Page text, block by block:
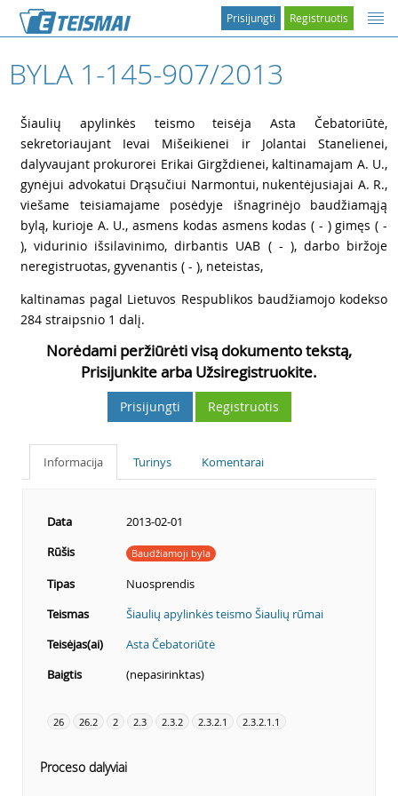
Registruotis
Prisijungti
BYLA 1-145-907/2013
Šiaulių apylinkės teismo teisėja Asta Čebatoriūtė,
sekretoriaujant Ievai Mišeikienei ir Jolantai Stanelienei,
dalyvaujant prokurorei Erikai Girgždienei, kaltinamajam A. U.,
gynėjui advokatui Drąsučiui Narmontui, nukentėjusiajai A. R.,
viešame teisiamajame posėdyje išnagrinėjo baudžiamąją
bylą, kurioje A. U., asmens kodas asmens kodas ( - ) gimęs ( -
), vidurinio išsilavinimo, dirbantis UAB ( - ), darbo biržoje
neregistruotas, gyvenantis ( - ), neteistas,
kaltinamas pagal Lietuvos Respublikos baudžiamojo kodekso
284 straipsnio 1 dalį.
Norėdami peržiūrėti visą dokumento tekstą,
Prisijunkite arba Užsiregistruokite.
Prisijungti Registruotis
Informacija Turinys Komentarai
Data
2013-02-01
Rūšis
Baudžiamoji byla
Tipas
Nuosprendis
Teismas
Šiaulių apylinkės teismo Šiaulių rūmai
Teisėjas(ai)
Asta Čebatoriūtė
Baigtis
(nepasirinktas)
26 26.2 2 2.3 2.3.2 2.3.2.1 2.3.2.1.1
Proceso dalyviai